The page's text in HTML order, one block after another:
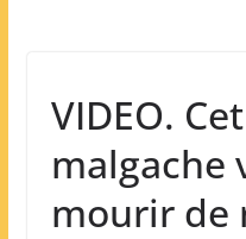
VIDEO.
malgache
mourir de